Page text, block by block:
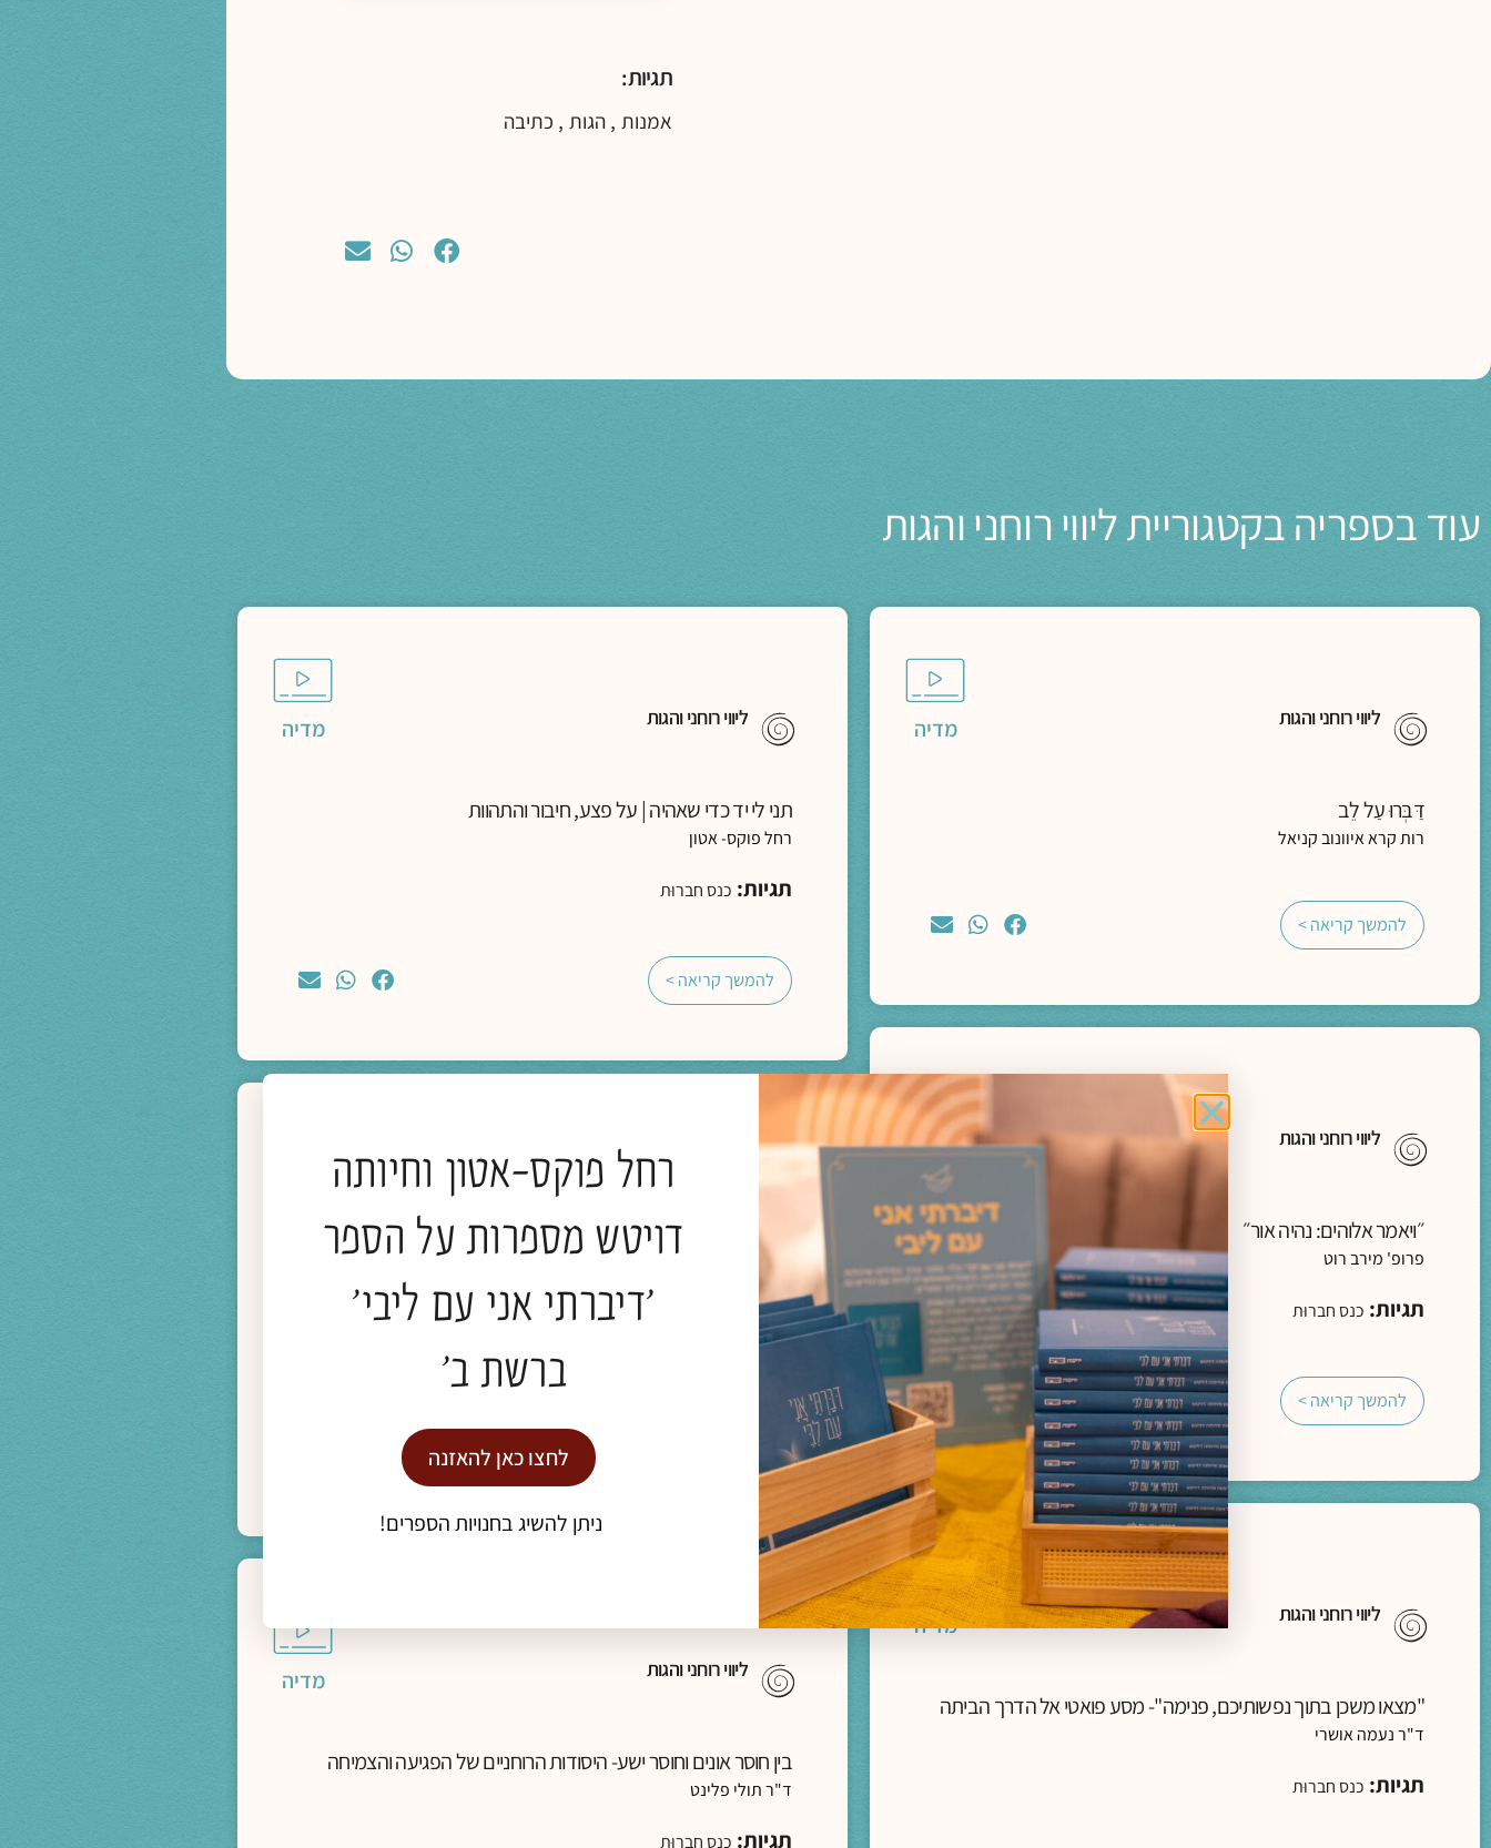
תגיות:
אמנות , הגות , כתיבה
עוד בספריה בקטגוריית ליווי רוחני והגות
מדיה ליווי רוחני והגות
דַּבְּרוּ עַל לֵב
רות קרא איוונוב קניאל
להמשך קריאה >
מדיה ליווי רוחני והגות
תני לי יד כדי שאהיה | על פצע, חיבור והתהוות
רחל פוקס- אטון
תגיות: כנס חברוּת
להמשך קריאה >
מדיה ליווי רוחני והגות
״ויאמר אלוהים: נהיה אור״
פרופ' מירב רוט
תגיות: כנס חברוּת
להמשך קריאה >
ליווי רוחני והגות
לתעות אל הבאר עם הנסיך הקטן | חברות מחיה בזמני עייפות הלב
הרב פרופ' אלי הולצר
מדיה ליווי רוחני והגות
"מצאו משכן בתוך נפשותיכם, פנימה"- מסע פואטי אל הדרך הביתה
ד"ר נעמה אושרי
תגיות: כנס חברוּת
מדיה ליווי רוחני והגות
בין חוסר אונים וחוסר ישע- היסודות הרוחניים של הפגיעה והצמיחה
ד"ר תולי פלינט
תגיות: כנס חברוּת
רחל פוקס-אטון וחיותה
דויטש מספרות על הספר
'דיברתי אני עם ליבי'
ברשת ב'
לחצו כאן להאזנה
ניתן להשיג בחנויות הספרים!